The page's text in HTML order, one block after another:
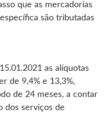
que as mercadorias
são tributadas
as alíquotas
de 9,4% e 13,3%,
de 24 meses, a contar
dos serviços de